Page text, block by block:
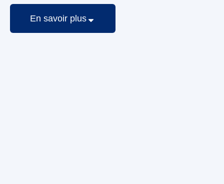
En savoir plus